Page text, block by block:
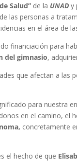
Salud” de la UNAD y
las personas a
en el área de
financiación para
del gimnasio,
que afectan a las
para nuestra
en el camino, el
concretamente
el hecho de que